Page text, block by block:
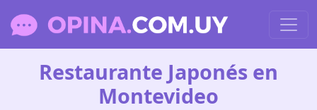
Restaurante Japonés en
Montevideo